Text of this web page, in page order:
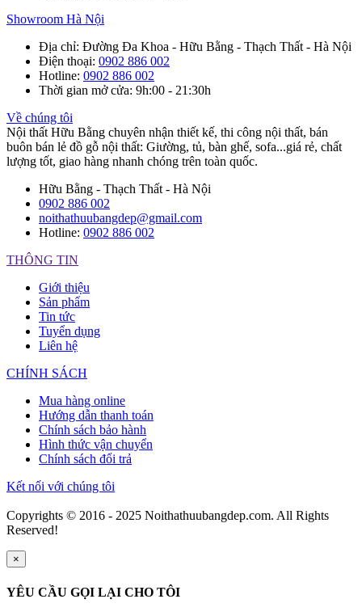
Showroom Hà Nội
Địa chỉ: Đường Đa Khoa - Hữu Bằng - Thạch Thất - Hà Nội
Điện thoại: 0902 886 002
Hotline: 0902 886 002
Thời gian mở cửa: 9h:00 - 21:30h
Về chúng tôi
Nội thất Hữu Bằng chuyên nhận thiết kế, thi công nội thất, bán
buôn bán lẻ đồ gỗ nội thất: Giường, tủ, bàn ghế, sofa...giá rẻ, chất
lượng tốt, giao hàng nhanh chóng trên toàn quốc.
Hữu Bằng - Thạch Thất - Hà Nội
0902 886 002
noithathuubangdep@gmail.com
Hotline: 0902 886 002
THÔNG TIN
Giới thiệu
Sản phẩm
Tin tức
Tuyển dụng
Liên hệ
CHÍNH SÁCH
Mua hàng online
Hướng dẫn thanh toán
Chính sách bảo hành
Hình thức vận chuyển
Chính sách đổi trả
Kết nối với chúng tôi
Copyrights © 2016 - 2025 Noithathuubangdep.com. All Rights
Reserved!
×
YÊU CẦU GỌI LẠI CHO TÔI